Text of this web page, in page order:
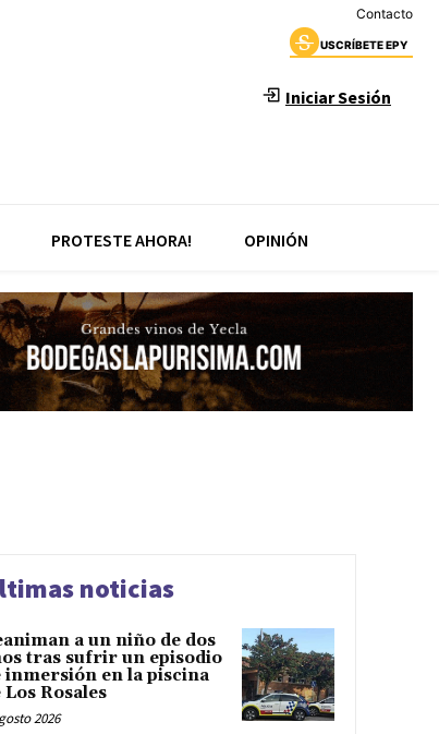
Contacto
USCRÍBETE EPY
Iniciar Sesión
PROTESTE AHORA! OPINIÓN
noticias
a un niño de dos
tras sufrir un episodio
inmersión en la piscina
Los Rosales
2026